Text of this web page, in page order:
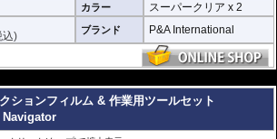
カラー スーパークリア x 2
込) ブランド P&A International
ションフィルム & 作業用ツールセット
Navigator